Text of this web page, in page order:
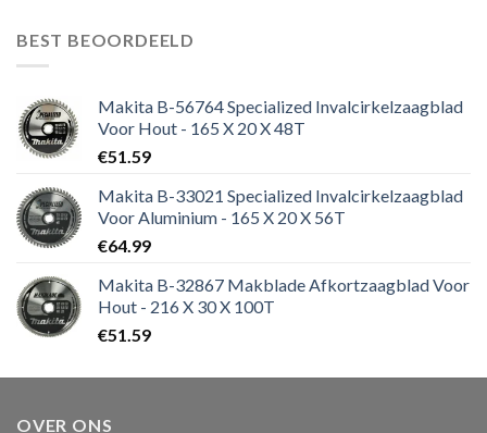
BEST BEOORDEELD
Makita B-56764 Specialized Invalcirkelzaagblad
Voor Hout - 165 X 20 X 48T
€51.59
Makita B-33021 Specialized Invalcirkelzaagblad
Voor Aluminium - 165 X 20 X 56T
€64.99
Makita B-32867 Makblade Afkortzaagblad Voor
Hout - 216 X 30 X 100T
€51.59
OVER ONS